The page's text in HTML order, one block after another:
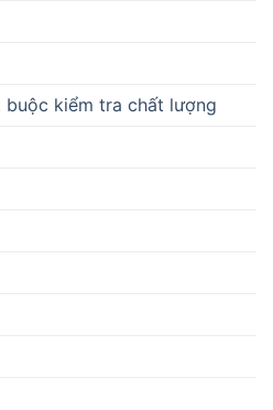
buộc kiểm tra chất lượng